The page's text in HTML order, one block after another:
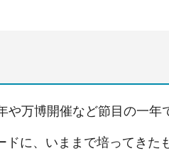
万博開催など節目の一年
に、いままで培ってきた